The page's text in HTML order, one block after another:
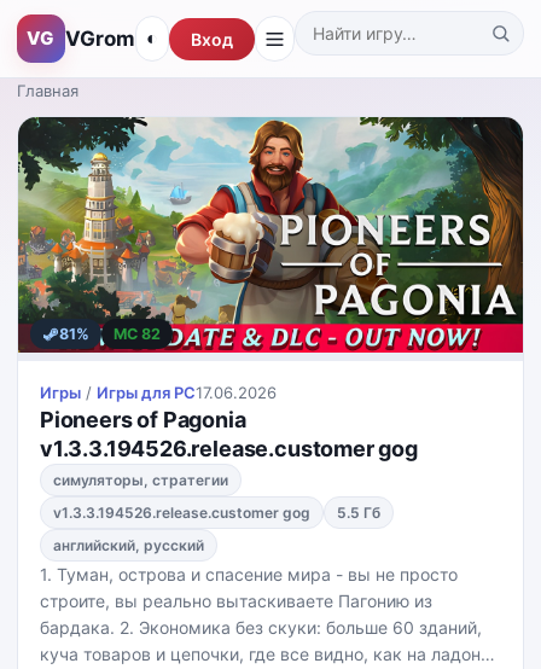
VG VGrom Поиск по каталогу
◐ Вход
Главная
81% MC 82
Игры / Игры для PС17.06.2026
Pioneers of Pagonia
v1.3.3.194526.release.customer gog
симуляторы, стратегии
v1.3.3.194526.release.customer gog
5.5 Гб
английский, русский
1. Туман, острова и спасение мира - вы не просто
строите, вы реально вытаскиваете Пагонию из
бардака. 2. Экономика без скуки: больше 60 зданий,
куча товаров и цепочки, где все видно, как на ладони,